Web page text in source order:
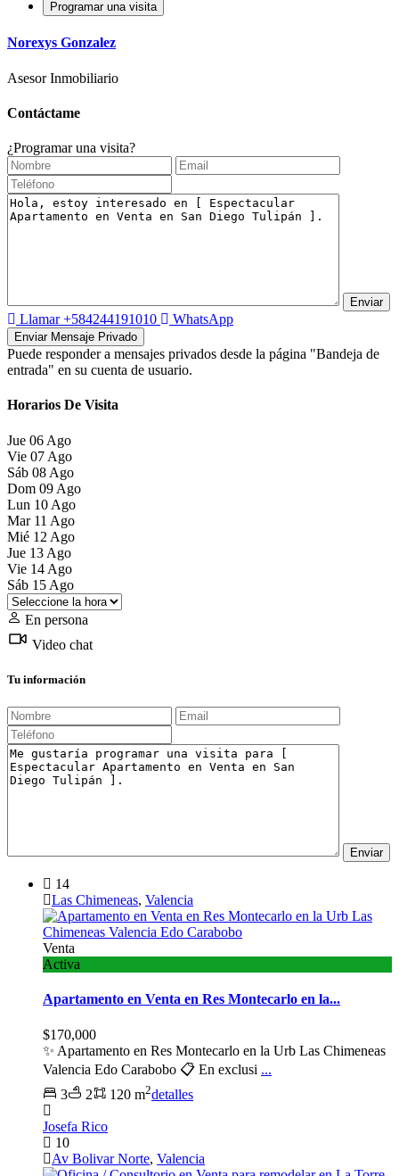
Programar una visita
Norexys Gonzalez
Asesor Inmobiliario
Contáctame
¿Programar una visita?
Llamar+584244191010 WhatsApp
Puede responder a mensajes privados desde la página "Bandeja de
entrada" en su cuenta de usuario.
Horarios De Visita
Jue 06 Ago
Vie 07 Ago
Sáb 08 Ago
Dom 09 Ago
Lun 10 Ago
Mar 11 Ago
Mié 12 Ago
Jue 13 Ago
Vie 14 Ago
Sáb 15 Ago
En persona
Video chat
Tu información
14
Las Chimeneas, Valencia
Venta
Activa
Apartamento en Venta en Res Montecarlo en la...
$170,000
✨ Apartamento en Res Montecarlo en la Urb Las Chimeneas
Valencia Edo Carabobo 📋 En exclusi ...
3
2 120 m2detalles
Josefa Rico
10
Av Bolivar Norte, Valencia